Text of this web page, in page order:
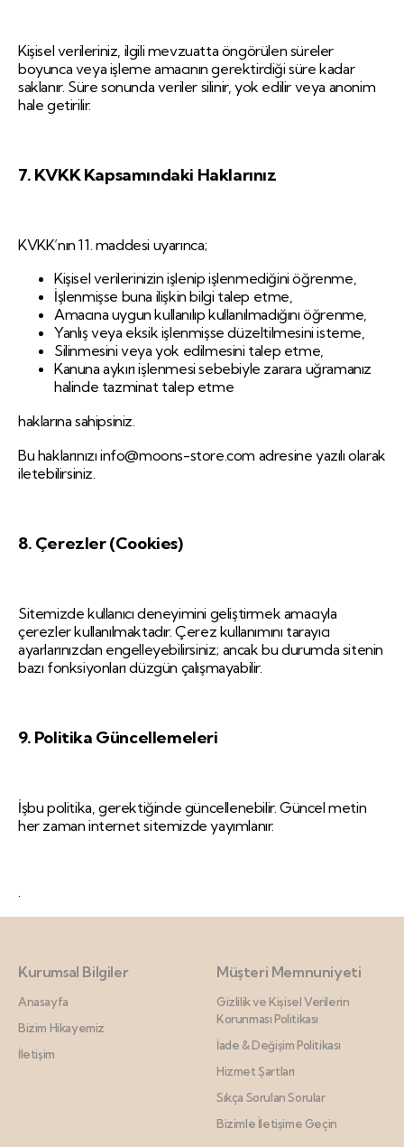
Kişisel verileriniz, ilgili mevzuatta öngörülen süreler
boyunca veya işleme amacının gerektirdiği süre kadar
saklanır. Süre sonunda veriler silinir, yok edilir veya anonim
hale getirilir.
7. KVKK Kapsamındaki Haklarınız
KVKK’nın 11. maddesi uyarınca;
Kişisel verilerinizin işlenip işlenmediğini öğrenme,
İşlenmişse buna ilişkin bilgi talep etme,
Amacına uygun kullanılıp kullanılmadığını öğrenme,
Yanlış veya eksik işlenmişse düzeltilmesini isteme,
Silinmesini veya yok edilmesini talep etme,
Kanuna aykırı işlenmesi sebebiyle zarara uğramanız
halinde tazminat talep etme
haklarına sahipsiniz.
Bu haklarınızı info@moons-store.com adresine yazılı olarak
iletebilirsiniz.
8. Çerezler (Cookies)
Sitemizde kullanıcı deneyimini geliştirmek amacıyla
çerezler kullanılmaktadır. Çerez kullanımını tarayıcı
ayarlarınızdan engelleyebilirsiniz; ancak bu durumda sitenin
bazı fonksiyonları düzgün çalışmayabilir.
9. Politika Güncellemeleri
İşbu politika, gerektiğinde güncellenebilir. Güncel metin
her zaman internet sitemizde yayımlanır.
.
Kurumsal Bilgiler
Anasayfa
Bizim Hikayemiz
İletişim
Müşteri Memnuniyeti
Gizlilik ve Kişisel Verilerin
Korunması Politikası
İade & Değişim Politikası
Hizmet Şartları
Sıkça Sorulan Sorular
Bizimle İletişime Geçin